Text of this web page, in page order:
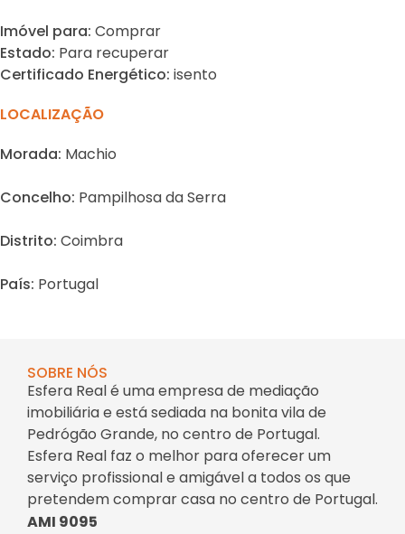
Imóvel para: Comprar
Estado: Para recuperar
Certificado Energético: isento
LOCALIZAÇÃO
Morada: Machio
Concelho: Pampilhosa da Serra
Distrito: Coimbra
País: Portugal
SOBRE NÓS
Esfera Real é uma empresa de mediação
imobiliária e está sediada na bonita vila de
Pedrógão Grande, no centro de Portugal.
Esfera Real faz o melhor para oferecer um
serviço profissional e amigável a todos os que
pretendem comprar casa no centro de Portugal.
AMI 9095